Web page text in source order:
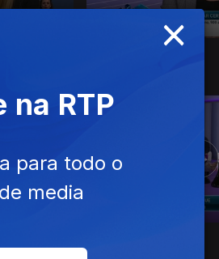
×
na RTP
para todo o
media